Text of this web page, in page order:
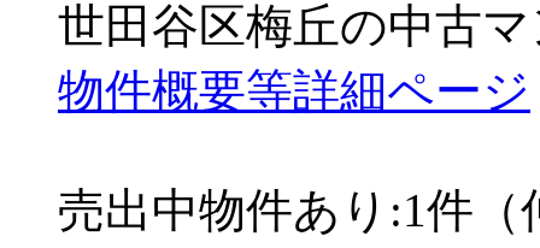
世田谷区梅丘の中古
物件概要等詳細ページ
売出中物件あり:1件（